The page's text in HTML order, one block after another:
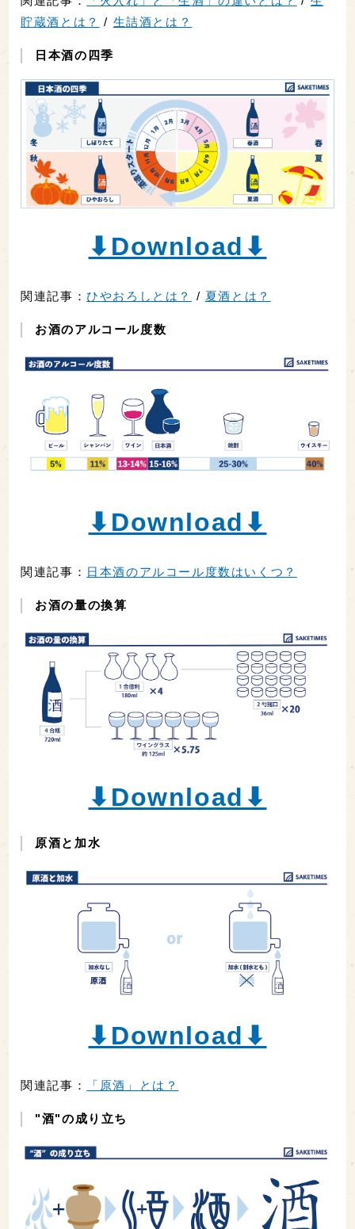
貯蔵酒とは？
/ 生詰酒とは？
日本酒の四季
⬇︎Download⬇︎
関連記事：ひやおろしとは？ / 夏酒とは？
お酒のアルコール度数
⬇︎Download⬇︎
関連記事： 日本酒のアルコール度数はいくつ？
お酒の量の換算
⬇︎Download⬇︎
原酒と加水
⬇︎Download⬇︎
関連記事： 「原酒」とは？
"酒"の成り立ち